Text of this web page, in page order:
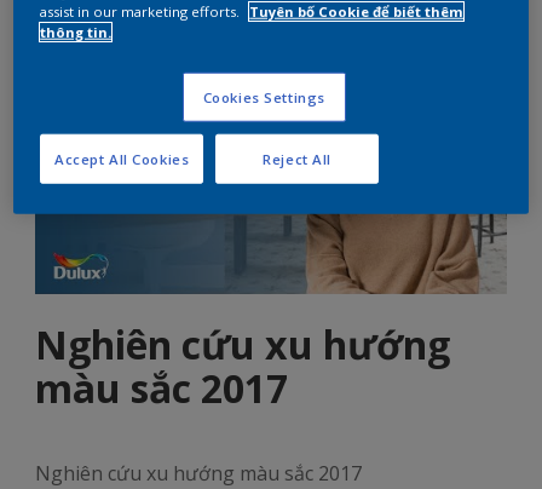
Nghiên cứu xu hướng
màu sắc 2017
Nghiên cứu xu hướng màu sắc 2017
assist in our marketing efforts.
Tuyên bố Cookie để biết thêm
thông tin.
Cookies Settings
Reject All
Accept All Cookies